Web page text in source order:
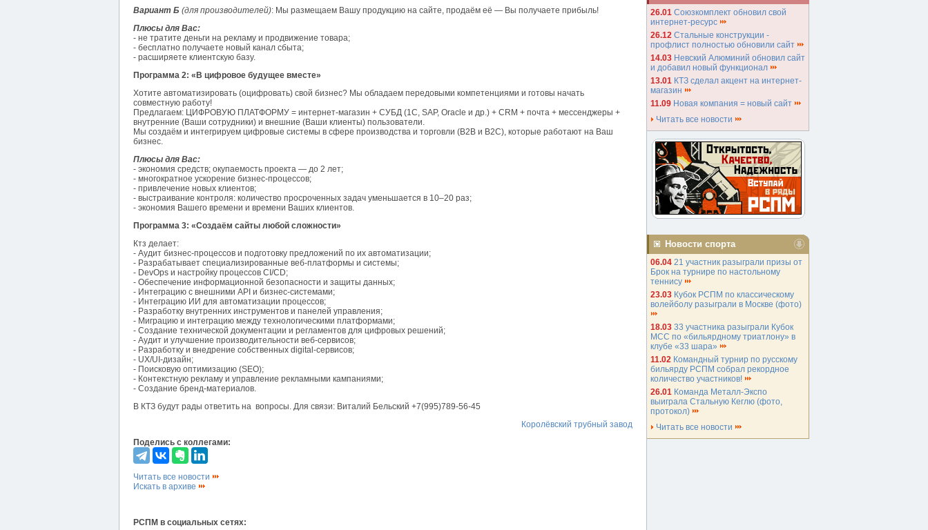
Вариант Б (для производителей): Мы размещаем Вашу продукцию на сайте, продаём её — Вы получаете прибыль!
Плюсы для Вас:
- не тратите деньги на рекламу и продвижение товара;
- бесплатно получаете новый канал сбыта;
- расширяете клиентскую базу.
Программа 2: «В цифровое будущее вместе»
Хотите автоматизировать (оцифровать) свой бизнес? Мы обладаем передовыми компетенциями и готовы начать
совместную работу!
Предлагаем: ЦИФРОВУЮ ПЛАТФОРМУ = интернет-магазин + СУБД (1С, SAP, Oracle и др.) + CRM + почта + мессенджеры +
внутренние (Ваши сотрудники) и внешние (Ваши клиенты) пользователи.
Мы создаём и интегрируем цифровые системы в сфере производства и торговли (B2B и B2C), которые работают на Ваш
бизнес.
Плюсы для Вас:
- экономия средств; окупаемость проекта — до 2 лет;
- многократное ускорение бизнес-процессов;
- привлечение новых клиентов;
- выстраивание контроля: количество просроченных задач уменьшается в 10–20 раз;
- экономия Вашего времени и времени Ваших клиентов.
Программа 3: «Создаём сайты любой сложности»
Ктз делает:
- Аудит бизнес-процессов и подготовку предложений по их автоматизации;
- Разрабатывает специализированные веб-платформы и системы;
- DevOps и настройку процессов CI/CD;
- Обеспечение информационной безопасности и защиты данных;
- Интеграцию с внешними API и бизнес-системами;
- Интеграцию ИИ для автоматизации процессов;
- Разработку внутренних инструментов и панелей управления;
- Миграцию и интеграцию между технологическими платформами;
- Создание технической документации и регламентов для цифровых решений;
- Аудит и улучшение производительности веб-сервисов;
- Разработку и внедрение собственных digital-сервисов;
- UX/UI-дизайн;
- Поисковую оптимизацию (SEO);
- Контекстную рекламу и управление рекламными кампаниями;
- Создание бренд-материалов.
В КТЗ будут рады ответить на вопросы. Для связи: Виталий Бельский +7(995)789-56-45
Королёвский трубный завод
Поделись с коллегами:
Читать все новости
Искать в архиве
РСПМ в социальных сетях:
26.01 Союзкомплект обновил свой
интернет-ресурс
26.12 Стальные конструкции -
профлист полностью обновили сайт
14.03 Невский Алюминий обновил сайт
и добавил новый функционал
13.01 КТЗ сделал акцент на интернет-
магазин
11.09 Новая компания = новый сайт
Читать все новости
Новости спорта
06.04 21 участник разыграли призы от
Брок на турнире по настольному
теннису
23.03 Кубок РСПМ по классическому
волейболу разыграли в Москве (фото)
18.03 33 участника разыграли Кубок
МСС по «бильярдному триатлону» в
клубе «33 шара»
11.02 Командный турнир по русскому
бильярду РСПМ собрал рекордное
количество участников!
26.01 Команда Металл-Экспо
выиграла Стальную Кеглю (фото,
протокол)
Читать все новости